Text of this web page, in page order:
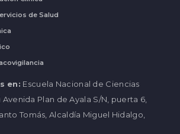
de Salud
en: Escuela Nacional de Ciencias
Avenida Plan de Ayala S/N, puerta 6,
Tomás, Alcaldía Miguel Hidalgo,